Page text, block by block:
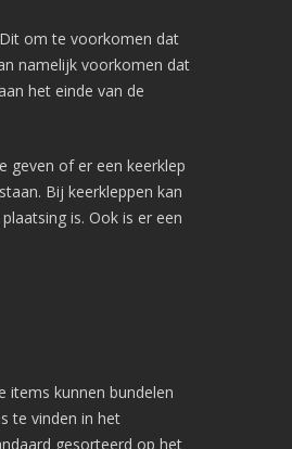
om te voorkomen dat
namelijk voorkomen dat
het einde van de
geven of er een keerklep
Bij keerkleppen kan
is. Ook is er een
items kunnen bundelen
te vinden in het
gesorteerd op het
Pro aanvragen
Ontdek LogboekenOnline Lite
BMI & OAI
Legionellabeheer
Technische specificaties
Koppelingen
Over ons